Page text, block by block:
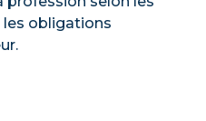
obligations